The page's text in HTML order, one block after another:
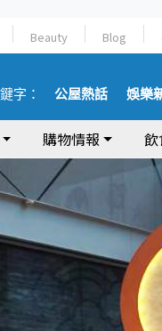
Beauty Blog
字： 公屋熱話 娛樂
購物情報 飲